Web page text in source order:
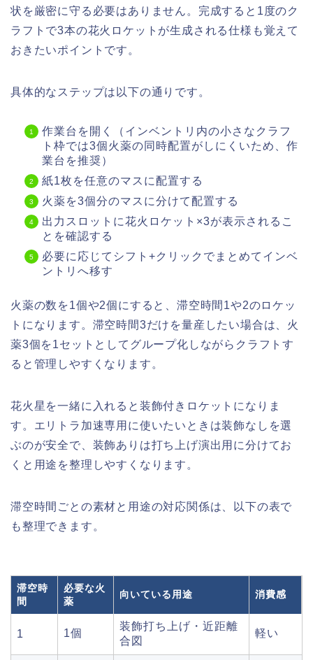
状を厳密に守る必要はありません。完成すると1度のク
ラフトで3本の花火ロケットが生成される仕様も覚えて
おきたいポイントです。
具体的なステップは以下の通りです。
作業台を開く（インベントリ内の小さなクラフ
ト枠では3個火薬の同時配置がしにくいため、作
業台を推奨）
紙1枚を任意のマスに配置する
火薬を3個分のマスに分けて配置する
出力スロットに花火ロケット×3が表示されるこ
とを確認する
必要に応じてシフト+クリックでまとめてインベ
ントリへ移す
火薬の数を1個や2個にすると、滞空時間1や2のロケッ
トになります。滞空時間3だけを量産したい場合は、火
薬3個を1セットとしてグループ化しながらクラフトす
ると管理しやすくなります。
花火星を一緒に入れると装飾付きロケットになりま
す。エリトラ加速専用に使いたいときは装飾なしを選
ぶのが安全で、装飾ありは打ち上げ演出用に分けてお
くと用途を整理しやすくなります。
滞空時間ごとの素材と用途の対応関係は、以下の表で
も整理できます。
滞空時
間
必要な火
薬
向いている用途 消費感
1 1個
装飾打ち上げ・近距離
合図
軽い